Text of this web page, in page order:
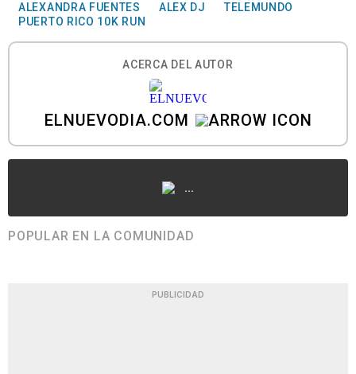
ALEXANDRA FUENTES ALEX DJ
TELEMUNDO
PUERTO RICO 10K RUN
ACERCA DEL AUTOR
ELNUEVODIA.COM
...
POPULAR EN LA COMUNIDAD
PUBLICIDAD